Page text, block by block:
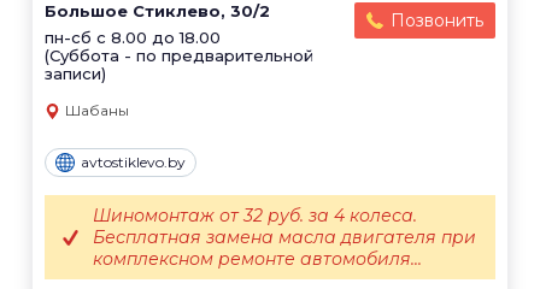
Большое Стиклево, 30/2
пн-сб с 8.00 до 18.00
(Суббота - по предварительной
записи)
Позвонить
Шабаны
avtostiklevo.by
Шиномонтаж от 32 руб. за 4 колеса.
Бесплатная замена масла двигателя при
комплексном ремонте автомобиля...